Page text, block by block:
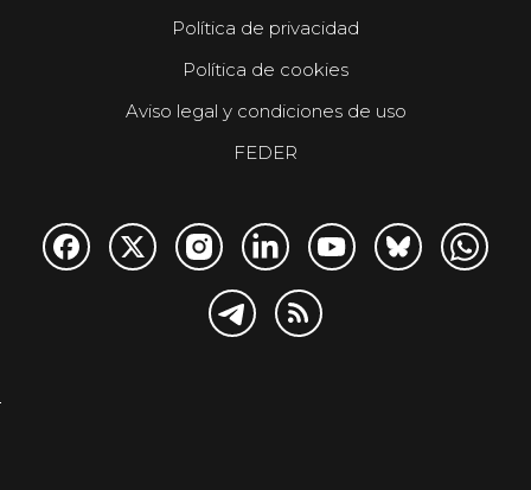
Política de privacidad
Política de cookies
Aviso legal y condiciones de uso
FEDER